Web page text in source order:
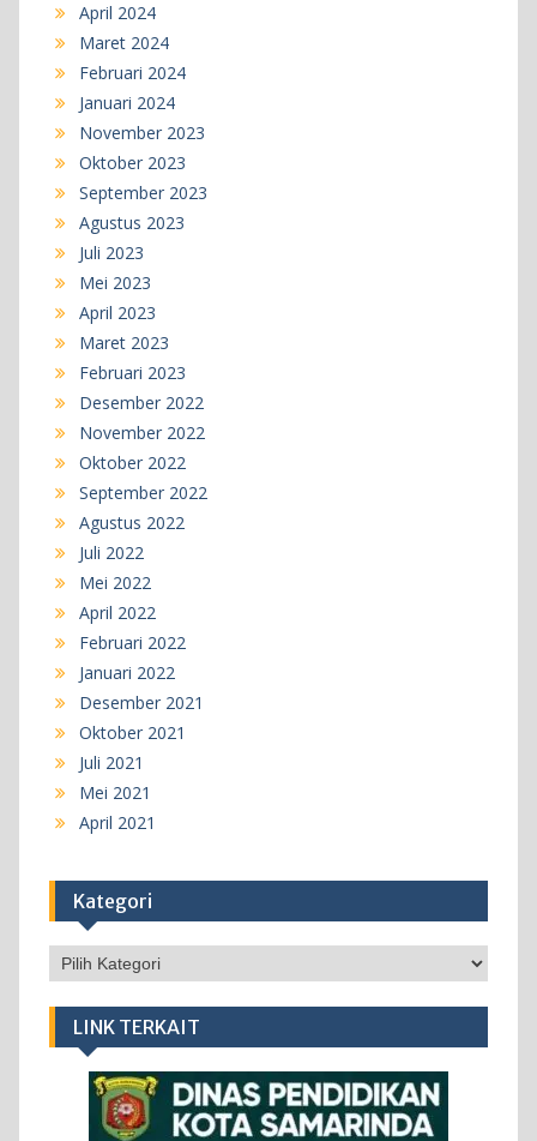
April 2024
Maret 2024
Februari 2024
Januari 2024
November 2023
Oktober 2023
September 2023
Agustus 2023
Juli 2023
Mei 2023
April 2023
Maret 2023
Februari 2023
Desember 2022
November 2022
Oktober 2022
September 2022
Agustus 2022
Juli 2022
Mei 2022
April 2022
Februari 2022
Januari 2022
Desember 2021
Oktober 2021
Juli 2021
Mei 2021
April 2021
Kategori
Kategori
LINK TERKAIT